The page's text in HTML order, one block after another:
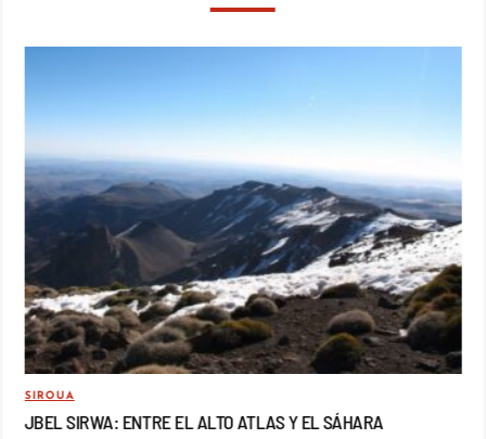
SIROUA
JBEL SIRWA: ENTRE EL ALTO ATLAS Y EL SÁHARA